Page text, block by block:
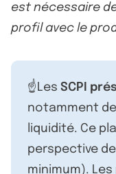
est nécessaire
profil avec le
☝️Les SCPI
notamment
liquidité. Ce
perspective
minimum).